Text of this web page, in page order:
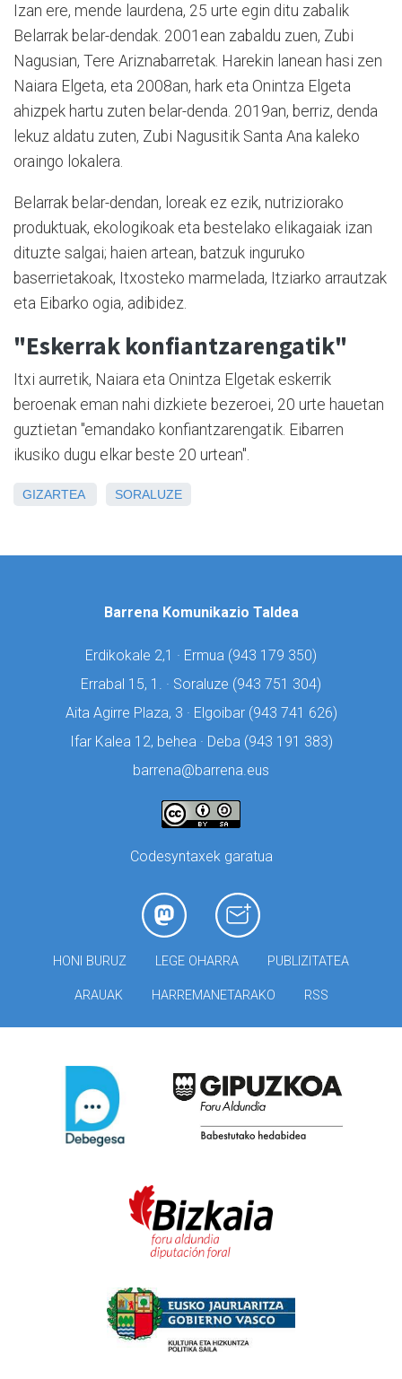
Izan ere, mende laurdena, 25 urte egin ditu zabalik
Belarrak belar-dendak. 2001ean zabaldu zuen, Zubi
Nagusian, Tere Ariznabarretak. Harekin lanean hasi zen
Naiara Elgeta, eta 2008an, hark eta Onintza Elgeta
ahizpek hartu zuten belar-denda. 2019an, berriz, denda
lekuz aldatu zuten, Zubi Nagusitik Santa Ana kaleko
oraingo lokalera.
Belarrak belar-dendan, loreak ez ezik, nutriziorako
produktuak, ekologikoak eta bestelako elikagaiak izan
dituzte salgai; haien artean, batzuk inguruko
baserrietakoak, Itxosteko marmelada, Itziarko arrautzak
eta Eibarko ogia, adibidez.
"Eskerrak konfiantzarengatik"
Itxi aurretik, Naiara eta Onintza Elgetak eskerrik
beroenak eman nahi dizkiete bezeroei, 20 urte hauetan
guztietan "emandako konfiantzarengatik. Eibarren
ikusiko dugu elkar beste 20 urtean".
GIZARTEA SORALUZE
Barrena Komunikazio Taldea
Erdikokale 2,1 · Ermua (943 179 350)
Errabal 15, 1. · Soraluze (943 751 304)
Aita Agirre Plaza, 3 · Elgoibar (943 741 626)
Ifar Kalea 12, behea · Deba (943 191 383)
barrena@barrena.eus
Codesyntaxek garatua
HONI BURUZ LEGE OHARRA PUBLIZITATEA
ARAUAK HARREMANETARAKO RSS